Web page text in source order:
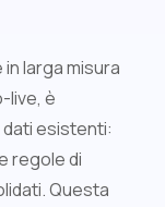
larga misura
live, è
dati esistenti:
regole di
Questa